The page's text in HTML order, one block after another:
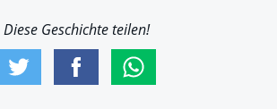
Diese Geschichte teilen!